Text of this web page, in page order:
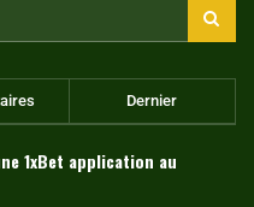
Dernier
1xBet application au